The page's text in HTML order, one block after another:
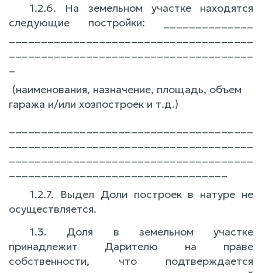
1.2.6. На земельном участке находятся
следующие постройки: ______________
(наименования, назначение, площадь, объем
гаража и/или хозпостроек и т.д.)
1.2.7. Выдел Доли построек в натуре не
осуществляется.
1.3. Доля в земельном участке
принадлежит Дарителю на праве
собственности, что подтверждается